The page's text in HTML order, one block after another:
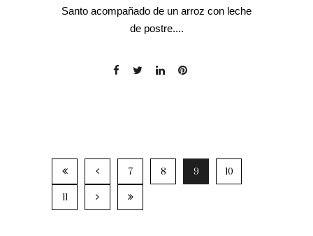
Santo acompañado de un arroz con leche
de postre....
7 8 9 10
11